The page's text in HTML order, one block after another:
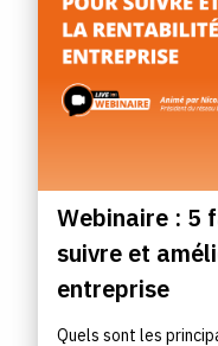
Webinaire : 5
suivre et
entreprise
Quels sont les